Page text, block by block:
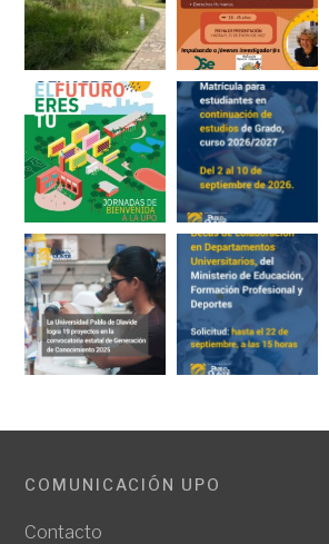
COMUNICACIÓN UPO
Contacto